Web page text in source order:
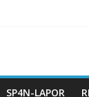
SP4N-LAPOR